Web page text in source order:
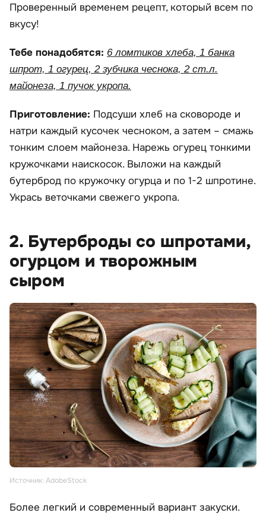
Проверенный временем рецепт, который всем по
вкусу!
Тебе понадобятся: 6 ломтиков хлеба, 1 банка
шпрот, 1 огурец, 2 зубчика чеснока, 2 ст.л.
майонеза, 1 пучок укропа.
Приготовление: Подсуши хлеб на сковороде и
натри каждый кусочек чесноком, а затем – смажь
тонким слоем майонеза. Нарежь огурец тонкими
кружочками наискосок. Выложи на каждый
бутерброд по кружочку огурца и по 1-2 шпротине.
Укрась веточками свежего укропа.
2. Бутерброды со шпротами,
огурцом и творожным
сыром
Источник: AdobeStock
Более легкий и современный вариант закуски.